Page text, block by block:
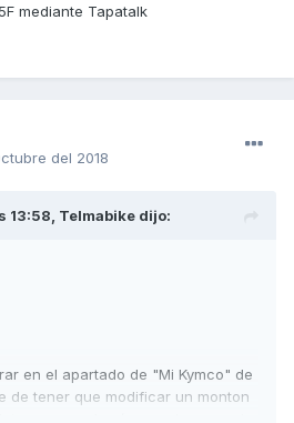
mediante Tapatalk
del 2018
13:58, Telmabike dijo:
en el apartado de "Mi Kymco" de
de tener que modificar un monton